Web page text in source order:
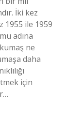
İki kez
1955 ile 1959
adına
ne
daha
için